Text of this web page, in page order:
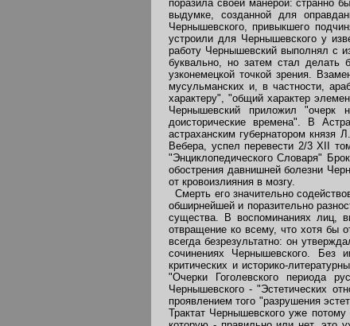
поразила своей манерой: странно
выдумке, созданной для
Чернышевского, привыкшего
устроили для Чернышевского у
работу Чернышевский выполнял с
буквально, но затем стал делать
узконемецкой точкой зрения.
мусульманских и, в частности,
характеру", "общий характер
Чернышевский приложил "очерк
доисторические времена". В
астраханским губернатором
Вебера, успел перевести 2/3 XII
"Энциклопедического Словаря"
обострения давнишней болезни
от кровоизлияния в мозгу.
Смерть его значительно
обширнейшей и поразительно
существа. В воспоминаниях лиц,
отвращение ко всему, что хотя бы
всегда безрезультатно: он
сочинениях Чернышевского. Без
критических и историко-
"Очерки Гоголевского периода
Чернышевского - "Эстетических
проявлением того "разрушения
Трактат Чернышевского уже